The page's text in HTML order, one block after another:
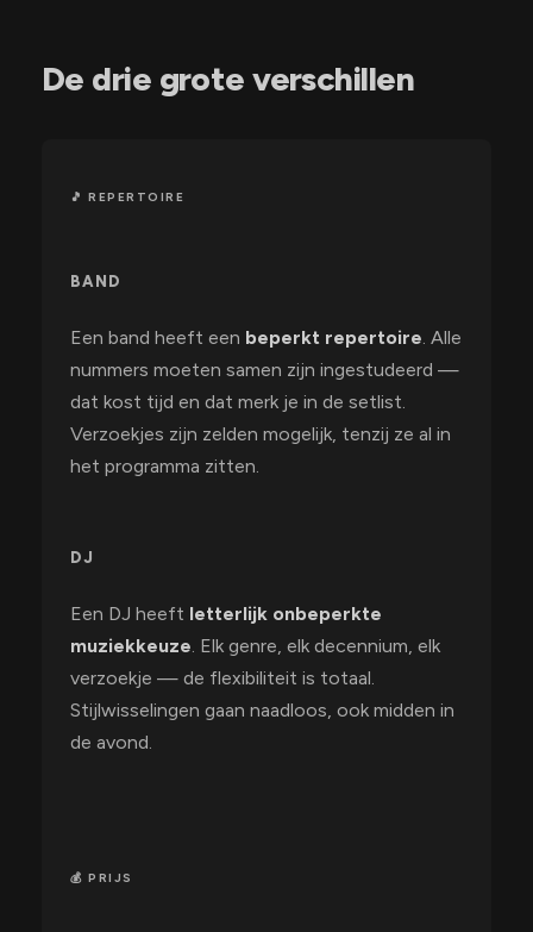
De drie grote verschillen
🎵 REPERTOIRE
BAND
Een band heeft een beperkt repertoire. Alle
nummers moeten samen zijn ingestudeerd —
dat kost tijd en dat merk je in de setlist.
Verzoekjes zijn zelden mogelijk, tenzij ze al in
het programma zitten.
DJ
Een DJ heeft letterlijk onbeperkte
muziekkeuze. Elk genre, elk decennium, elk
verzoekje — de flexibiliteit is totaal.
Stijlwisselingen gaan naadloos, ook midden in
de avond.
💰 PRIJS